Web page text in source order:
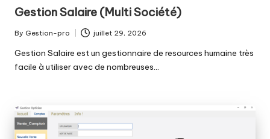
Gestion Salaire (Multi Société)
Posted
by
By Gestion-pro juillet 29, 2026
Gestion Salaire est un gestionnaire de resources humaine très
facile à utiliser avec de nombreuses…